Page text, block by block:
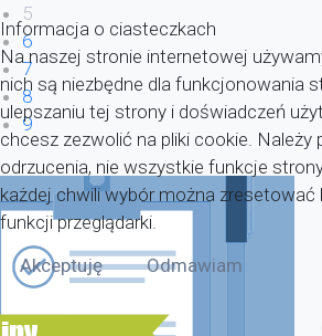
5
6
7
8
9
Informacja o ciasteczkach
Na naszej stronie internetowej
nich są niezbędne dla funkcjonowania
ulepszaniu tej strony i doświadczeń
chcesz zezwolić na pliki cookie. Należy
odrzucenia, nie wszystkie funkcje
każdej chwili wybór można
funkcji przeglądarki.
Akceptuję
Odmawiam